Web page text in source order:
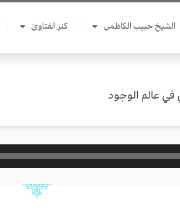
الشيخ حبيب الكاظمي كنز الفتاوىٰ
في عالم الوجود